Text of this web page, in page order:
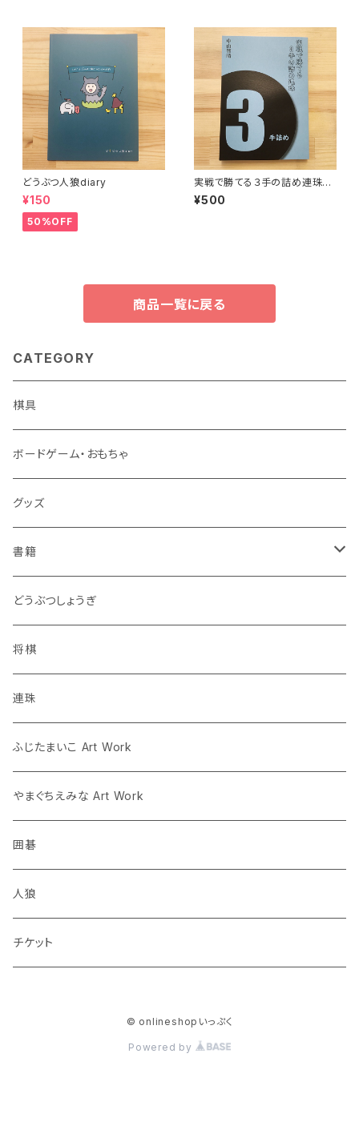
どうぶつ人狼diary
¥150
50%OFF
実戦で勝てる３手の詰め連珠
（ビギナー向け）
¥500
商品一覧に戻る
CATEGORY
棋具
ボードゲーム・おもちゃ
グッズ
書籍
連珠
ツイクスト
将棋
囲碁
人狼
どうぶつしょうぎ
将棋
連珠
ふじたまいこ Art Work
やまぐちえみな Art Work
囲碁
人狼
チケット
© onlineshopいっぷく
Powered by